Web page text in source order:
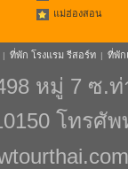
แม่ฮ่องสอน
| ที่พัก โรงแรม รีสอร์ท | ที่พัก
หมู่ 7 ซ.
โทรศั